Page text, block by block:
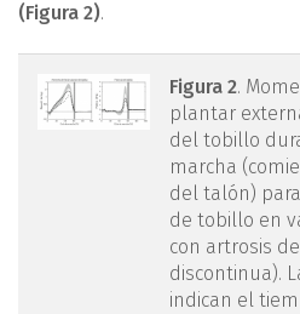
(Figura 2).
figura2.png
Figura 2.
plantar
del tobillo
marcha
del talón)
de tobillo en
con artrosis
discontinua).
indican el